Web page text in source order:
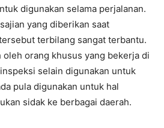
digunakan selama perjalanan.
yang diberikan saat
terbilang sangat terbantu.
oleh orang khusus yang bekerja di
selain digunakan untuk
pula digunakan untuk hal
sidak ke berbagai daerah.